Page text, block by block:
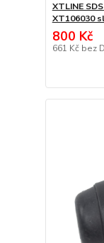
XTLINE
XT106030
800 Kč
661 Kč bez